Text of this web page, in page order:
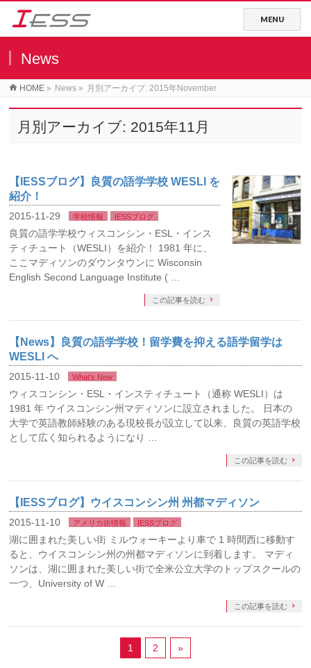
News
HOME » News » 月別アーカイブ: 2015年November
月別アーカイブ: 2015年11月
【IESSブログ】良質の語学学校 WESLI を
紹介！
2015-11-29 学校情報 IESSブログ
良質の語学学校ウィスコンシン・ESL・インス
ティチュート（WESLI）を紹介！ 1981 年に、
ここマディソンのダウンタウンに Wisconsin
English Second Language Institute ( …
この記事を読む
【News】良質の語学学校！留学費を抑える語学留学は
WESLI へ
2015-11-10 What's New
ウィスコンシン・ESL・インスティチュート（通称 WESLI）は
1981 年 ウイスコンシン州マディソンに設立されました。 日本の
大学で英語教師経験のある現校長が設立して以来、良質の英語学校
として広く知られるようになり …
この記事を読む
【IESSブログ】ウイスコンシン州 州都マディソン
2015-11-10 アメリカ街情報 IESSブログ
湖に囲まれた美しい街 ミルウォーキーより車で 1 時間西に移動す
ると、ウイスコンシン州の州都マディソンに到着します。 マディ
ソンは、湖に囲まれた美しい街で全米公立大学のトップスクールの
一つ、University of W …
この記事を読む
1 2 »